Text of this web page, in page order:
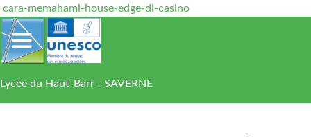
cara-memahami-house-edge-di-casino
Lycée du Haut-Barr - SAVERNE